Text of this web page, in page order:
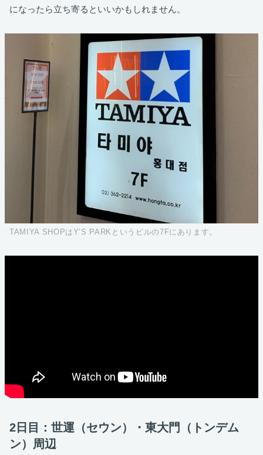
になったら立ち寄るといいかもしれません。
TAMIYA SHOPはY’S PARKというビルの7Fにあります。
2日目：世運（セウン）・東大門（トンデム
ン）周辺